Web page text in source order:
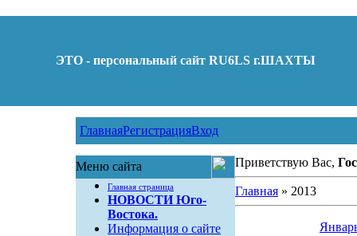
ЭТО - персональный сайт RU6LS г.ШАХТЫ
ГлавнаяРегистрацияВход
Меню сайта
Главная страница
НОВОСТИ Юго-
Востока.
Информация о сайте
Приветствую Вас,
Главная» 2013